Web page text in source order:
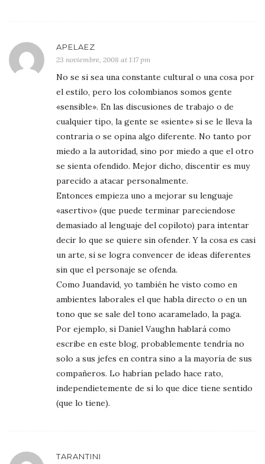
APELAEZ
23 noviembre, 2008 at 1:17 pm
No se si sea una constante cultural o una cosa por
el estilo, pero los colombianos somos gente
«sensible». En las discusiones de trabajo o de
cualquier tipo, la gente se «siente» si se le lleva la
contraria o se opina algo diferente. No tanto por
miedo a la autoridad, sino por miedo a que el otro
se sienta ofendido. Mejor dicho, discentir es muy
parecido a atacar personalmente.
Entonces empieza uno a mejorar su lenguaje
«asertivo» (que puede terminar pareciendose
demasiado al lenguaje del copiloto) para intentar
decir lo que se quiere sin ofender. Y la cosa es casi
un arte, si se logra convencer de ideas diferentes
sin que el personaje se ofenda.
Como Juandavid, yo también he visto como en
ambientes laborales el que habla directo o en un
tono que se sale del tono acaramelado, la paga.
Por ejemplo, si Daniel Vaughn hablará como
escribe en este blog, probablemente tendría no
solo a sus jefes en contra sino a la mayoría de sus
compañeros. Lo habrían pelado hace rato,
independietemente de si lo que dice tiene sentido
(que lo tiene).
TARANTINI